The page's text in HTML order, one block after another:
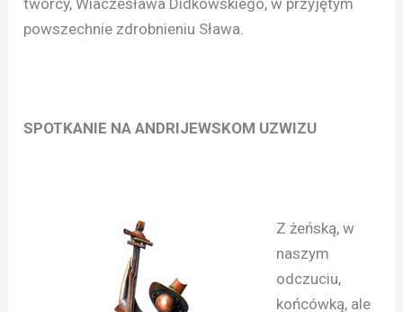
powszechnie zdrobnieniu Sława.
SPOTKANIE NA ANDRIJEWSKOM UZWIZU
Z żeńską, w
naszym
odczuciu,
końcówką, ale